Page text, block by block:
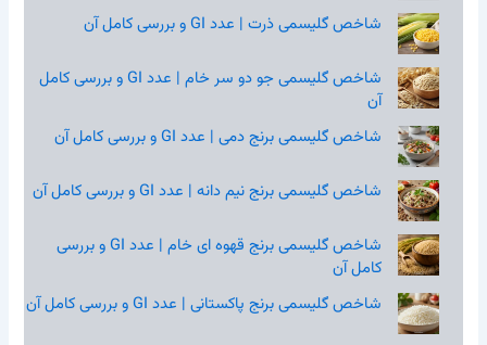
شاخص گلیسمی ذرت | عدد GI و بررسی کامل آن
شاخص گلیسمی جو دو سر خام | عدد GI و بررسی کامل
آن
شاخص گلیسمی برنج دمی | عدد GI و بررسی کامل آن
شاخص گلیسمی برنج نیم‌ دانه | عدد GI و بررسی کامل آن
شاخص گلیسمی برنج قهوه‌ ای خام | عدد GI و بررسی
کامل آن
شاخص گلیسمی برنج پاکستانی | عدد GI و بررسی کامل آن